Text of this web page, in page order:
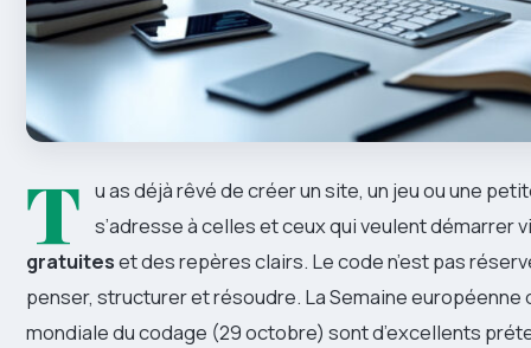
T u as déjà rêvé de créer un site, un jeu ou une
s’adresse à celles et ceux qui veulent démarrer
gratuiteset des repères clairs. Le code n’est pas
penser, structurer et résoudre. La Semaine européenne
mondiale du codage (29 octobre) sont d’excellents